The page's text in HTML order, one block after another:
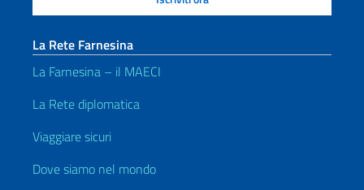
La Rete Farnesina
La Farnesina – il MAECI
La Rete diplomatica
Viaggiare sicuri
Dove siamo nel mondo